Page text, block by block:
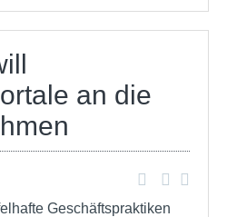
an die
Geschäftspraktiken